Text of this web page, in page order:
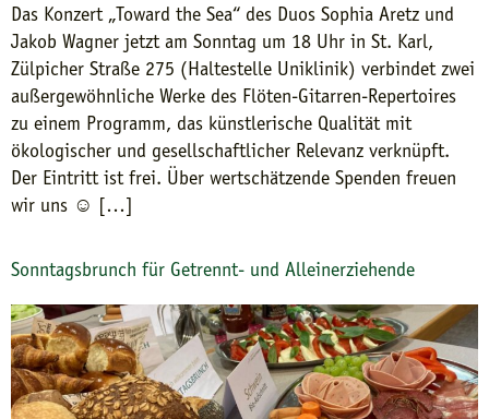
Das Konzert „Toward the Sea“ des Duos Sophia Aretz und
Jakob Wagner jetzt am Sonntag um 18 Uhr in St. Karl,
Zülpicher Straße 275 (Haltestelle Uniklinik) verbindet zwei
außergewöhnliche Werke des Flöten-Gitarren-Repertoires
zu einem Programm, das künstlerische Qualität mit
ökologischer und gesellschaftlicher Relevanz verknüpft.
Der Eintritt ist frei. Über wertschätzende Spenden freuen
wir uns ☺️ […]
Sonntagsbrunch für Getrennt- und Alleinerziehende